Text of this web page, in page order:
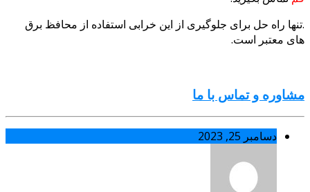
راه حل برای جلوگیری از این خرابی استفاده از محافظ برق
معتبر است.
و تماس با ما
دسامبر 25, 2023